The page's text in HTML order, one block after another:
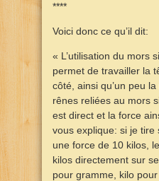
****
Voici donc ce qu’il dit:
« L’utilisation du mors
permet de travailler la
côté, ainsi qu’un peu
rênes reliées au mors
est direct et la force
vous explique: si je tire
une force de 10 kilos,
kilos directement sur
pour gramme, kilo